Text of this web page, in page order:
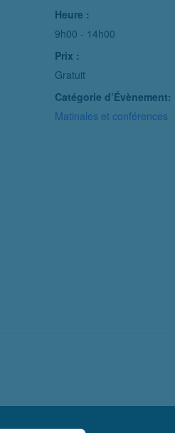
Heure :
9h00 - 14h00
Prix :
Gratuit
Catégorie d’Évènement:
Matinales et conférences